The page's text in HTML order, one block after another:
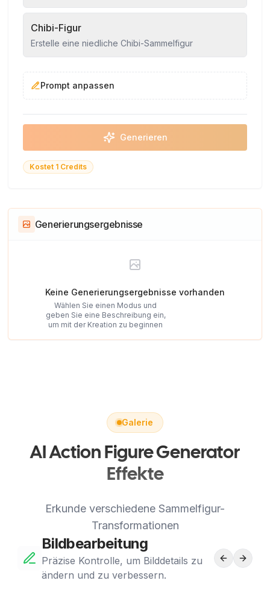
Chibi-Figur
Erstelle eine niedliche Chibi-Sammelfigur
Prompt anpassen
Generieren
Kostet 1 Credits
Generierungsergebnisse
Keine Generierungsergebnisse vorhanden
Wählen Sie einen Modus und
geben Sie eine Beschreibung ein,
um mit der Kreation zu beginnen
Galerie
AI Action Figure Generator
Effekte
Erkunde verschiedene Sammelfigur-
Transformationen
Bildbearbeitung
Präzise Kontrolle, um Bilddetails zu
ändern und zu verbessern.